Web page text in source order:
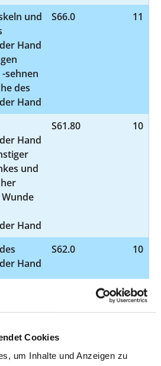
Cookies
um Inhalte und Anzeigen zu
und
Hand
sehnen
des
Hand
S66.0 11
Hand
und
Hand
S61.80 10
Hand
S62.0 10
M19.03 9